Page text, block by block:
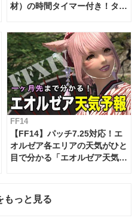
材）の時間タイマー付き！タイ
FF14
【FF14】パッチ7.25対応！エ
オルゼア各エリアの天気がひと
目で分かる「エオルゼア天気予
もっと見る